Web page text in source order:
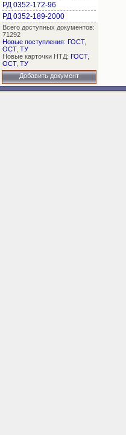
РД 0352-172-96
РД 0352-189-2000
Всего доступных документов:
71292
Новые поступления: ГОСТ,
ОСТ, ТУ
Новые карточки НТД: ГОСТ,
ОСТ, ТУ
Добавить документ